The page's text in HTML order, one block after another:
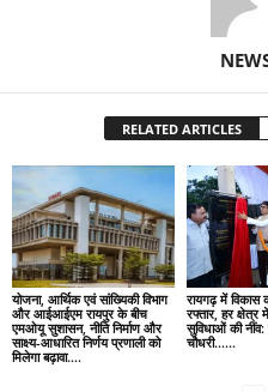
RELATED ARTICLES
योजना, आर्थिक एवं सांख्यिकी विभाग
और आईआईएम रायपुर के बीच
एमओयू सुशासन, नीति निर्माण और
साक्ष्य-आधारित निर्णय प्रणाली को
मिलेगा बढ़ावा….
रायगढ़ में विकास
रफ्तार, हर क्षेत्र
सुविधाओं की नींव:
चौधरी……